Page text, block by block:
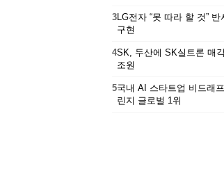
3LG전자 “못 따라 할 것”
구현
4SK, 두산에 SK실트론 매
조원
5국내 AI 스타트업 비드래
린지 글로벌 1위